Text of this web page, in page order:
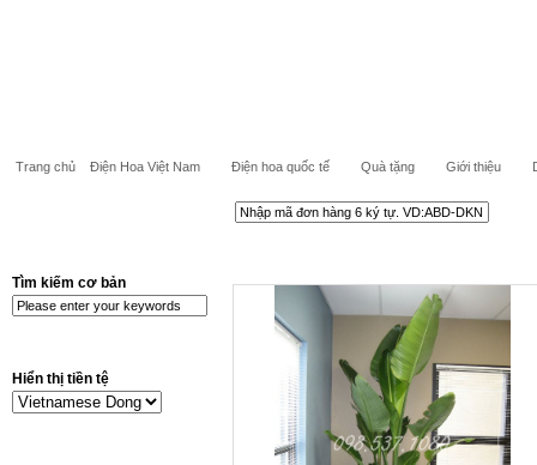
Trang chủ Điện Hoa Việt Nam Điện hoa quốc tế Quà tặng Giới thiệu
Tìm kiếm cơ bản
Hiển thị tiền tệ